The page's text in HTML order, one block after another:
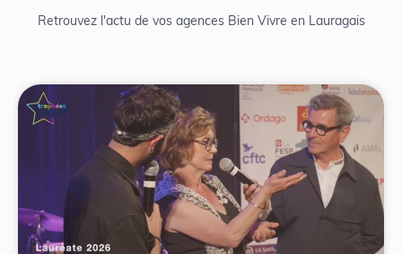
Retrouvez l'actu de vos agences Bien Vivre en Lauragais